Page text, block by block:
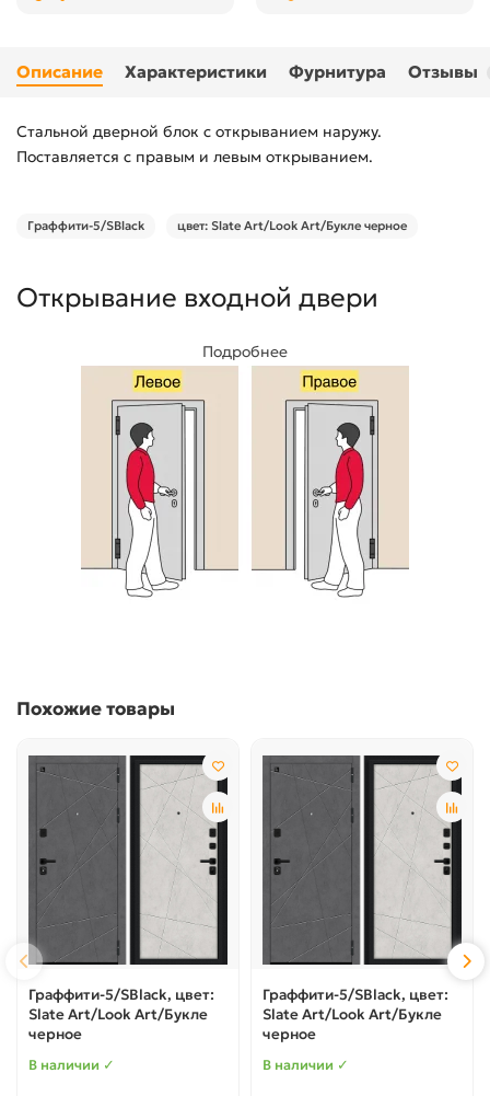
Описание Характеристики Фурнитура Отзывы
Стальной дверной блок с открыванием наружу.
Поставляется с правым и левым открыванием.
Граффити-5/SBlack цвет: Slate Art/Look Art/Букле черное
Открывание входной двери
Подробнее
Похожие товары
Граффити-5/SBlack, цвет:
Slate Art/Look Art/Букле
черное
В наличии ✓
Граффити-5/SBlack, цвет:
Slate Art/Look Art/Букле
черное
В наличии ✓